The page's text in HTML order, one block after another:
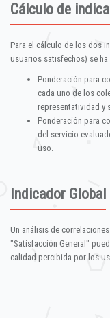
Cálculo de
Para el cálculo de los dos
usuarios satisfechos) se
Ponderación para
cada uno de los
representatividad y
Ponderación para
del servicio
uso.
Indicador Global
Un análisis de
"Satisfacción General"
calidad percibida por los